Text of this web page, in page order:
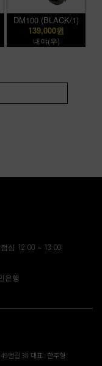
DM100 (BLACK/1)
139,000원
내야(우)
점심 12:00 ~ 13:00
은행
번길 38 대표 : 한주형